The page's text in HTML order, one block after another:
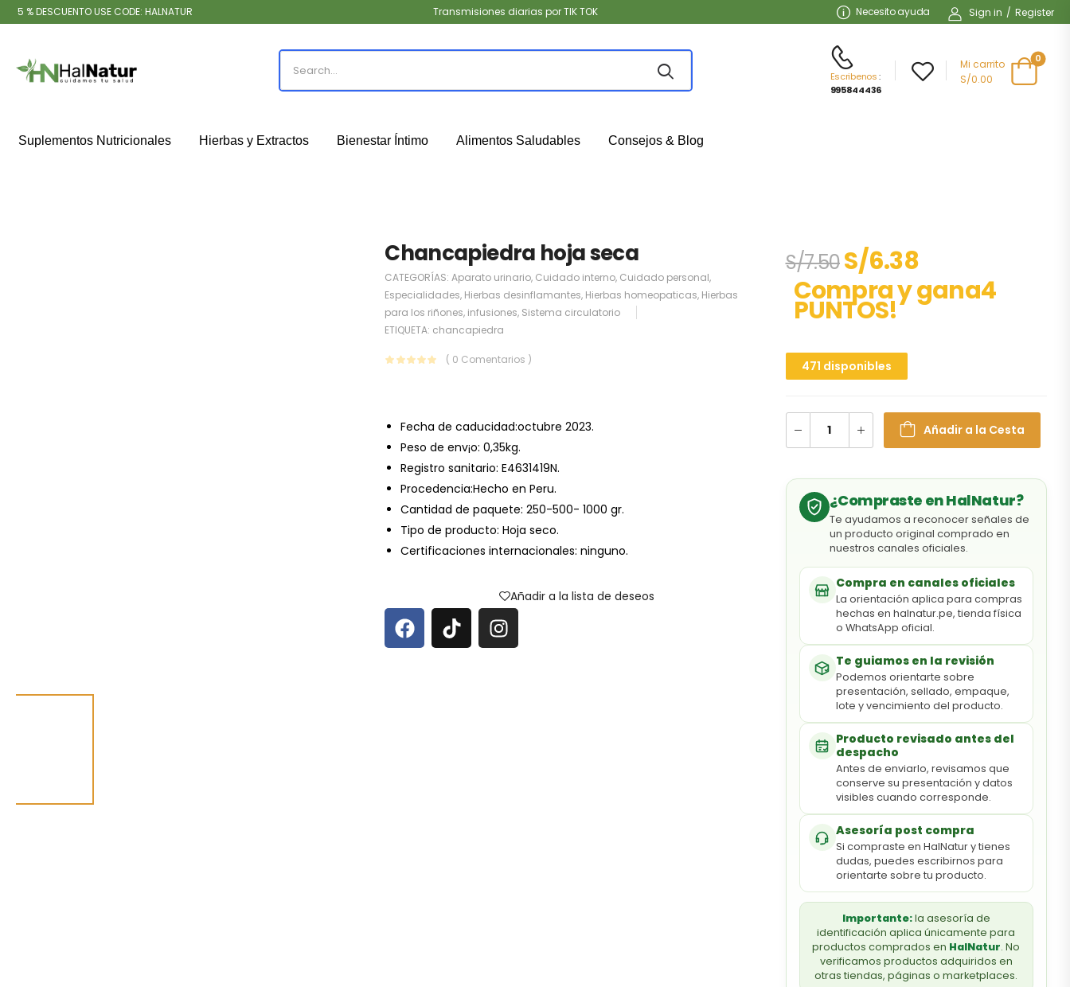
5 % DESCUENTO USE CODE: HALNATUR Transmisiones diarias por TIK TOK Necesito ayuda Sign in / Register
Escribenos:
995844436
Mi carrito
S/0.00
0
Suplementos Nutricionales Hierbas y Extractos Bienestar Íntimo Alimentos Saludables Consejos & Blog
Chancapiedra hoja seca
CATEGORÍAS:Aparato urinario, Cuidado interno, Cuidado personal,
Especialidades, Hierbas desinflamantes, Hierbas homeopaticas, Hierbas
para los riñones, infusiones, Sistema circulatorio
ETIQUETA: chancapiedra
( 0 Comentarios )
Fecha de caducidad:octubre 2023.
Peso de env¡o: 0,35kg.
Registro sanitario: E4631419N.
Procedencia:Hecho en Peru.
Cantidad de paquete: 250-500- 1000 gr.
Tipo de producto: Hoja seco.
Certificaciones internacionales: ninguno.
Añadir a la lista de deseos
S/7.50S/6.38
Compra y gana4
PUNTOS!
471 disponibles
Añadir a la Cesta
¿Compraste en HalNatur?
Te ayudamos a reconocer señales de
un producto original comprado en
nuestros canales oficiales.
Compra en canales oficiales
La orientación aplica para compras
hechas en halnatur.pe, tienda física
o WhatsApp oficial.
Te guiamos en la revisión
Podemos orientarte sobre
presentación, sellado, empaque,
lote y vencimiento del producto.
Producto revisado antes del
despacho
Antes de enviarlo, revisamos que
conserve su presentación y datos
visibles cuando corresponde.
Asesoría post compra
Si compraste en HalNatur y tienes
dudas, puedes escribirnos para
orientarte sobre tu producto.
Importante:la asesoría de
identificación aplica únicamente para
productos comprados en HalNatur. No
verificamos productos adquiridos en
otras tiendas, páginas o marketplaces.